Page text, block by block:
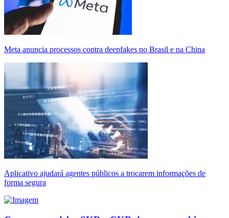
Meta anuncia processos contra deepfakes no Brasil e na China
Aplicativo ajudará agentes públicos a trocarem informações de
forma segura